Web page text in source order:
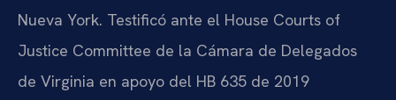
Nueva York. Testificó ante el House Courts of
Justice Committee de la Cámara de Delegados
de Virginia en apoyo del HB 635 de 2019